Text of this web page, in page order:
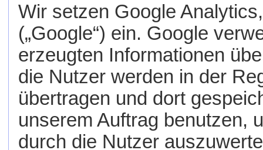
Wir setzen Google
(„Google“) ein. Google
erzeugten Informationen
die Nutzer werden in der
übertragen und dort
unserem Auftrag benutzen,
durch die Nutzer